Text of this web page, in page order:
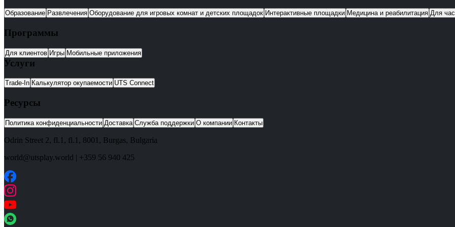
Образование Развлечения Оборудование для игровых комнат и детских площадок Интерактивные площадки Медицина и реабилитация Для
Программы
Для клиентов Игры Мобильные приложения
Услуги
Trade-In Калькулятор окупаемости UTS Connect
Ресурсы
Политика конфиденциальности Доставка Служба поддержки О компании Контакты
Odrin Street 2, fl.1 , fl.1, 8001 , Burgas, Bulgaria
world@utsplay.world | +359 56 940 425